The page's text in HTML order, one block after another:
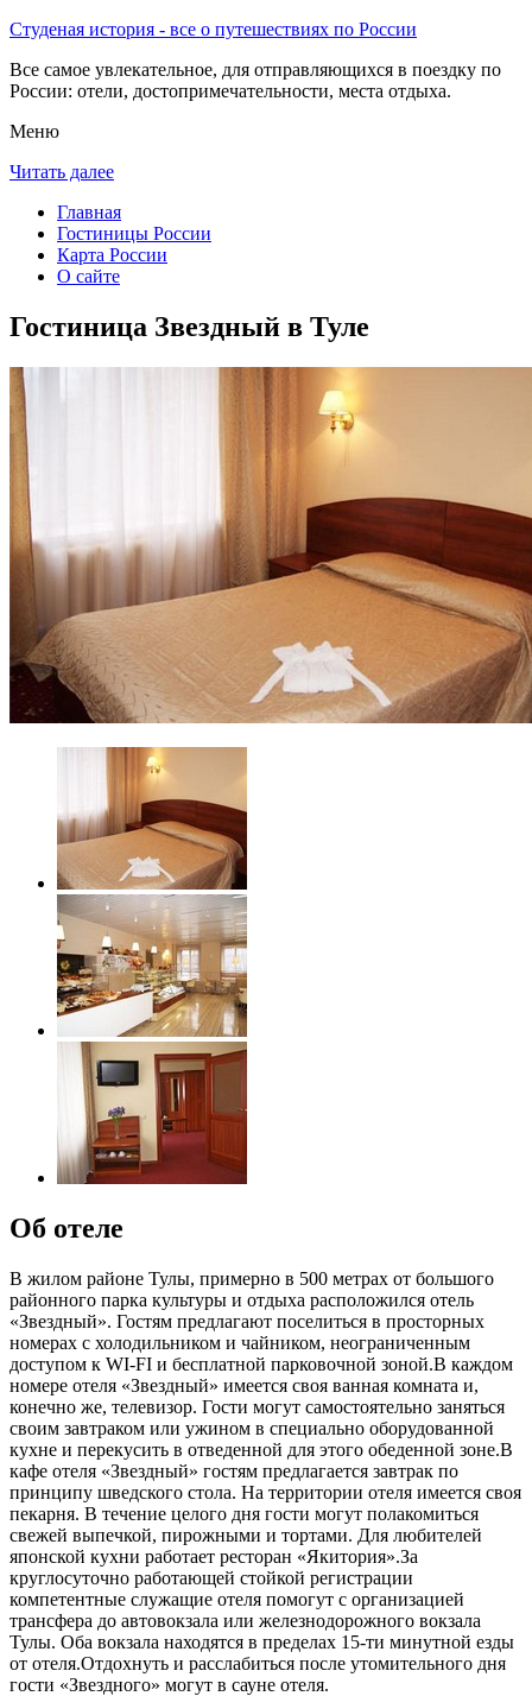
Студеная история - все о путешествиях по России
Все самое увлекательное, для отправляющихся в поездку по
России: отели, достопримечательности, места отдыха.
Меню
Читать далее
Главная
Гостиницы России
Карта России
О сайте
Гостиница Звездный в Туле
Об отеле
В жилом районе Тулы, примерно в 500 метрах от большого
районного парка культуры и отдыха расположился отель
«Звездный». Гостям предлагают поселиться в просторных
номерах с холодильником и чайником, неограниченным
доступом к WI-FI и бесплатной парковочной зоной.В каждом
номере отеля «Звездный» имеется своя ванная комната и,
конечно же, телевизор. Гости могут самостоятельно заняться
своим завтраком или ужином в специально оборудованной
кухне и перекусить в отведенной для этого обеденной зоне.В
кафе отеля «Звездный» гостям предлагается завтрак по
принципу шведского стола. На территории отеля имеется своя
пекарня. В течение целого дня гости могут полакомиться
свежей выпечкой, пирожными и тортами. Для любителей
японской кухни работает ресторан «Якитория».За
круглосуточно работающей стойкой регистрации
компетентные служащие отеля помогут с организацией
трансфера до автовокзала или железнодорожного вокзала
Тулы. Оба вокзала находятся в пределах 15-ти минутной езды
от отеля.Отдохнуть и расслабиться после утомительного дня
гости «Звездного» могут в сауне отеля.